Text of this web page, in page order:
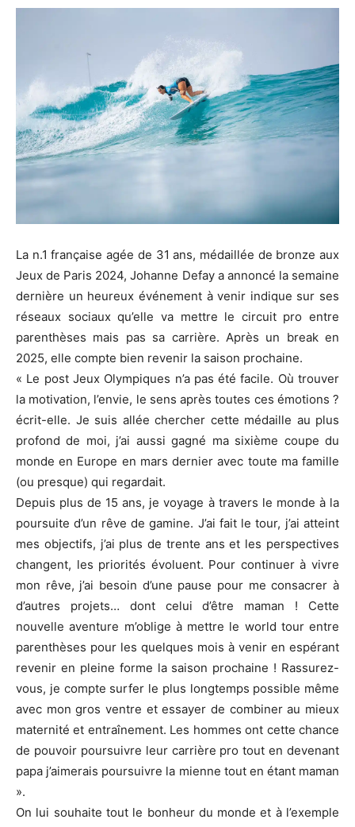
La n.1 française agée de 31 ans, médaillée de bronze aux
Jeux de Paris 2024, Johanne Defay a annoncé la semaine
dernière un heureux événement à venir indique sur ses
réseaux sociaux qu’elle va mettre le circuit pro entre
parenthèses mais pas sa carrière. Après un break en
2025, elle compte bien revenir la saison prochaine.
« Le post Jeux Olympiques n’a pas été facile. Où trouver
la motivation, l’envie, le sens après toutes ces émotions ?
écrit-elle. Je suis allée chercher cette médaille au plus
profond de moi, j’ai aussi gagné ma sixième coupe du
monde en Europe en mars dernier avec toute ma famille
(ou presque) qui regardait.
Depuis plus de 15 ans, je voyage à travers le monde à la
poursuite d’un rêve de gamine. J’ai fait le tour, j’ai atteint
mes objectifs, j’ai plus de trente ans et les perspectives
changent, les priorités évoluent. Pour continuer à vivre
mon rêve, j’ai besoin d’une pause pour me consacrer à
d’autres projets… dont celui d’être maman ! Cette
nouvelle aventure m’oblige à mettre le world tour entre
parenthèses pour les quelques mois à venir en espérant
revenir en pleine forme la saison prochaine ! Rassurez-
vous, je compte surfer le plus longtemps possible même
avec mon gros ventre et essayer de combiner au mieux
maternité et entraînement. Les hommes ont cette chance
de pouvoir poursuivre leur carrière pro tout en devenant
papa j’aimerais poursuivre la mienne tout en étant maman
».
On lui souhaite tout le bonheur du monde et à l’exemple